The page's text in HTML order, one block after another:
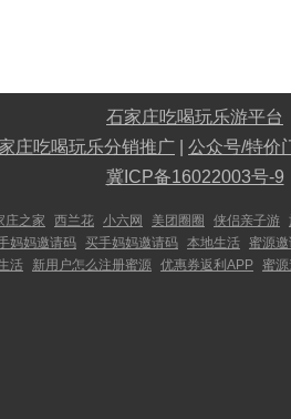
石家庄吃喝玩乐游平台
庄吃喝玩乐分销推广
公众号/特价
冀ICP备16022003号-9
庄之家 西兰花 小六网 美团圈圈 侠侣亲子游
妈妈邀请码 买手妈妈邀请码 本地生活 蜜源
活 新用户怎么注册蜜源 优惠券返利APP 蜜